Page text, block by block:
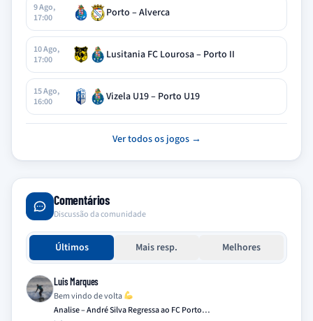
9 Ago,
17:00
Porto – Alverca
10 Ago,
17:00
Lusitania FC Lourosa – Porto II
15 Ago,
16:00
Vizela U19 – Porto U19
Ver todos os jogos →
Comentários
Discussão da comunidade
Últimos Mais resp. Melhores
Luis Marques
Bem vindo de volta
Analise – André Silva Regressa ao FC Porto…